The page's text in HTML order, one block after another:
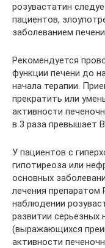
розувастатин
пациентов,
заболеванием
Рекомендуется
функции печени до
начала терапии.
прекратить или
активности
в 3 раза превышает
У пациентов с
гипотиреоза или
основных
лечения препаратом
наблюдении
развитии серьезных
(выражающихся
активности